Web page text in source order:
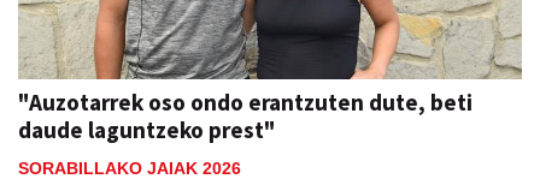
"Auzotarrek oso ondo erantzuten dute, beti
daude laguntzeko prest"
SORABILLAKO JAIAK 2026